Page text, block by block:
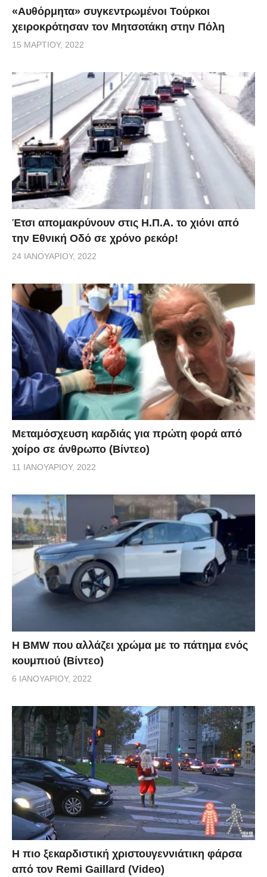
«Αυθόρμητα» συγκεντρωμένοι Τούρκοι
χειροκρότησαν τον Μητσοτάκη στην Πόλη
15 ΜΑΡΤΊΟΥ, 2022
Έτσι απομακρύνουν στις Η.Π.Α. το χιόνι από
την Εθνική Οδό σε χρόνο ρεκόρ!
24 ΙΑΝΟΥΑΡΊΟΥ, 2022
Μεταμόσχευση καρδιάς για πρώτη φορά από
χοίρο σε άνθρωπο (Βίντεο)
11 ΙΑΝΟΥΑΡΊΟΥ, 2022
Η BMW που αλλάζει χρώμα με το πάτημα ενός
κουμπιού (Βίντεο)
6 ΙΑΝΟΥΑΡΊΟΥ, 2022
Η πιο ξεκαρδιστική χριστουγεννιάτικη φάρσα
από τον Remi Gaillard (Video)